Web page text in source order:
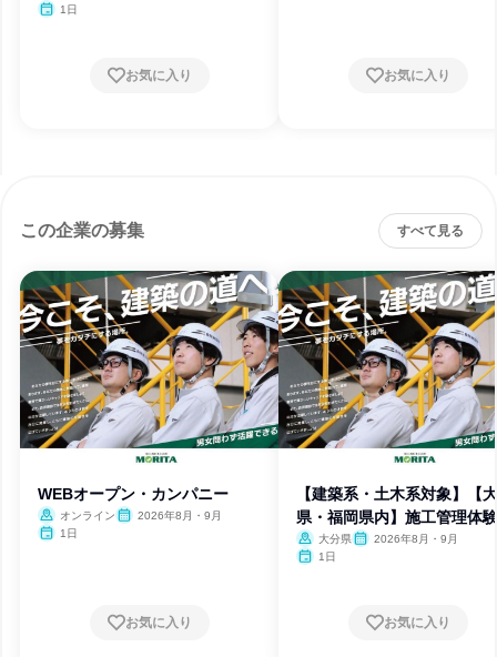
1日
お気に入り お気に入り
この企業の募集 すべて見る
WEBオープン・カンパニー
オンライン
2026年8月・9月
1日
お気に入り
【建築系・土木系対象】【
県・福岡県内】施工管理体験
大分県
2026年8月・9月
1日
お気に入り